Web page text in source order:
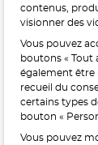
L'abus
contenus,
visionner des
Vous pouvez
boutons « Tout
également être
recueil du
certains types
bouton «
Vous pouvez